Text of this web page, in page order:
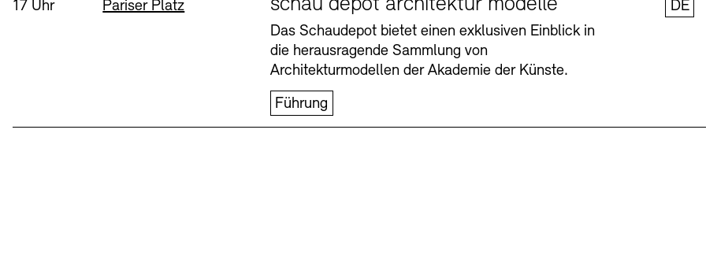
Vermittlungsprogramm
Uhrzeit:
17 Uhr Standort
Pariser Platz
Das Schaudepot bietet einen exklusiven Einblick in
die herausragende Sammlung von
Architekturmodellen der Akademie der Künste.
Führung
DE